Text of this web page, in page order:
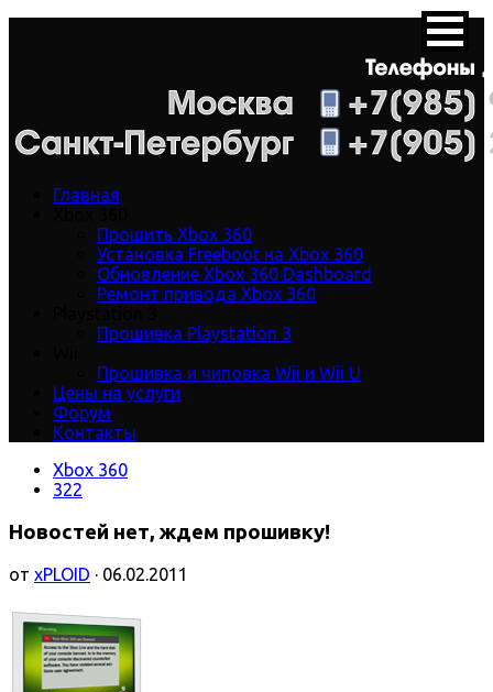
Главная
Прошить Xbox 360
Установка Freeboot на Xbox 360
Обновление Xbox 360 Dashboard
Ремонт привода Xbox 360
Прошивка Playstation 3
Прошивка и чиповка Wii и Wii U
Цены на услуги
Форум
Контакты
Xbox 360
322
Новостей нет, ждем прошивку!
от xPLOID · 06.02.2011